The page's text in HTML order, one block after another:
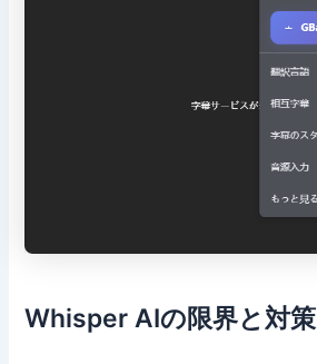
Whisper AIの限界と対策